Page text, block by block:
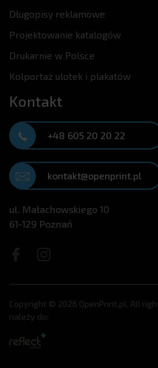
Długopisy reklamowe
Projektowanie katalogów
Drukarnie w Polsce
Kolportaż ulotek i plakatów
Kontakt
+48 605 20 20 22
kontakt@openprint.pl
ul. Małachowskiego 10
61-129 Poznań
Copyright © 2026 OpenPrint.pl. All
należy do: